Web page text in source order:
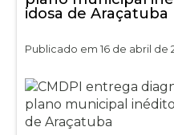
idosa de Araçatuba
Publicado em 16 de abril de